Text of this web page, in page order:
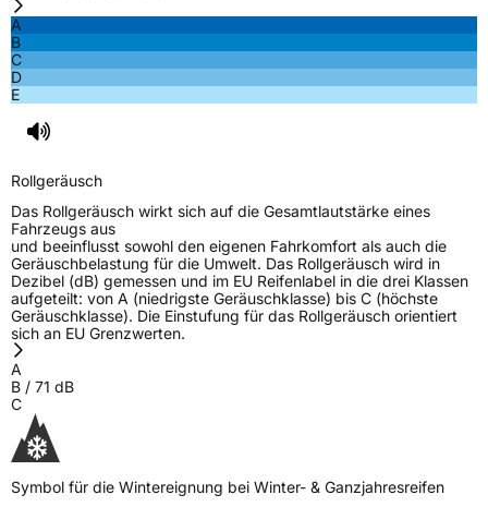
A
B
C
D
E
Rollgeräusch
Das Rollgeräusch wirkt sich auf die Gesamtlautstärke eines
Fahrzeugs aus
und beeinflusst sowohl den eigenen Fahrkomfort als auch die
Geräuschbelastung für die Umwelt. Das Rollgeräusch wird in
Dezibel (dB) gemessen und im EU Reifenlabel in die drei Klassen
aufgeteilt: von A (niedrigste Geräuschklasse) bis C (höchste
Geräuschklasse). Die Einstufung für das Rollgeräusch orientiert
sich an EU Grenzwerten.
A
B / 71 dB
C
Symbol für die Wintereignung bei Winter- & Ganzjahresreifen